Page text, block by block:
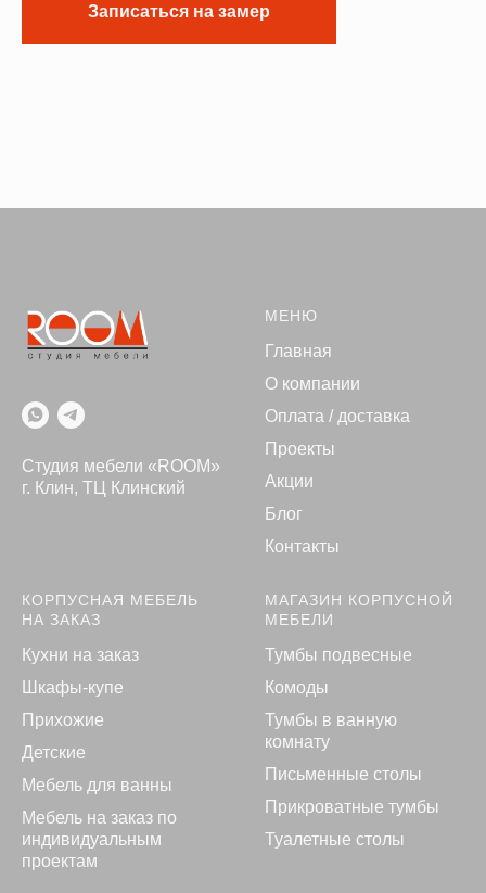
Записаться на замер
Студия мебели «ROOM»
г. Клин, ТЦ Клинский
МЕНЮ
Главная
О компании
Оплата / доставка
Проекты
Акции
Блог
Контакты
КОРПУСНАЯ МЕБЕЛЬ
НА ЗАКАЗ
Кухни на заказ
Шкафы-купе
Прихожие
Детские
Мебель для ванны
Мебель на заказ по
индивидуальным
проектам
МАГАЗИН КОРПУСНОЙ
МЕБЕЛИ
Тумбы подвесные
Комоды
Тумбы в ванную
комнату
Письменные столы
Прикроватные тумбы
Туалетные столы